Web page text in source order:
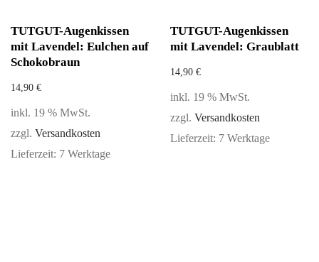
TUTGUT-Augenkissen
mit Lavendel: Eulchen auf
Schokobraun
14,90 €
inkl. 19 % MwSt.
zzgl. Versandkosten
Lieferzeit: 7 Werktage
TUTGUT-Augenkissen
mit Lavendel: Graublatt
14,90 €
inkl. 19 % MwSt.
zzgl. Versandkosten
Lieferzeit: 7 Werktage